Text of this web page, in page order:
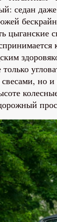
седан
цыганские
но